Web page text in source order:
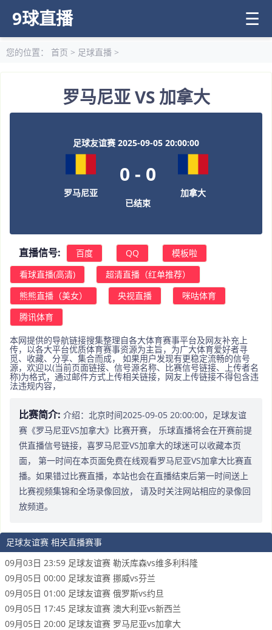
9球直播 ☰
您的位置： 首页 > 足球直播 >
罗马尼亚 VS 加拿大
足球友谊赛 2025-09-05 20:00:00
罗马尼亚
0 - 0
已结束
加拿大
直播信号: 百度 QQ
模板啦
看球直播(高清)
超清直播（红单推荐）
熊熊直播（美女）
央视直播
咪咕体育
腾讯体育
本网提供的导航链接搜集整理自各大体育赛事平台及网友补充上
传，以各大平台优质体育赛事资源为主旨，为广大体育爱好者寻
觅、收藏、分享、集合而成， 如果用户发现有更稳定流畅的信号
源，欢迎以(当前页面链接、信号源名称、比赛信号链接、上传者名
称)为格式，通过邮件方式上传相关链接，网友上传链接不得包含违
法违规内容，
比赛简介: 介绍：北京时间2025-09-05 20:00:00，足球友谊
赛《罗马尼亚VS加拿大》比赛开赛， 乐球直播将会在开赛前提
供直播信号链接，喜罗马尼亚VS加拿大的球迷可以收藏本页
面， 第一时间在本页面免费在线观看罗马尼亚VS加拿大比赛直
播。如果错过比赛直播，本站也会在直播结束后第一时间送上
比赛视频集锦和全场录像回放， 请及时关注网站相应的录像回
放频道。
足球友谊赛 相关直播赛事
09月03日 23:59 足球友谊赛 勒沃库森vs维多利科隆
09月05日 00:00 足球友谊赛 挪威vs芬兰
09月05日 01:00 足球友谊赛 俄罗斯vs约旦
09月05日 17:45 足球友谊赛 澳大利亚vs新西兰
09月05日 20:00 足球友谊赛 罗马尼亚vs加拿大